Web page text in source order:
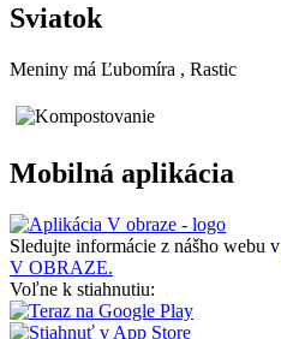
Sviatok
Meniny má Ľubomíra , Rastic
Mobilná aplikácia
Sledujte informácie z nášho webu v
V OBRAZE.
Voľne k stiahnutiu: